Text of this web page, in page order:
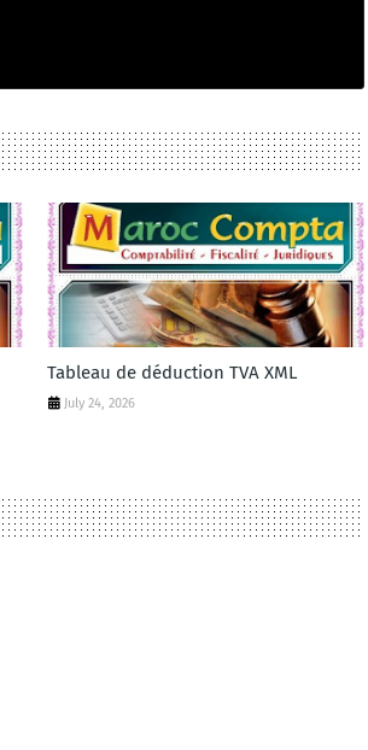
Tableau de déduction TVA XML
July 24, 2026